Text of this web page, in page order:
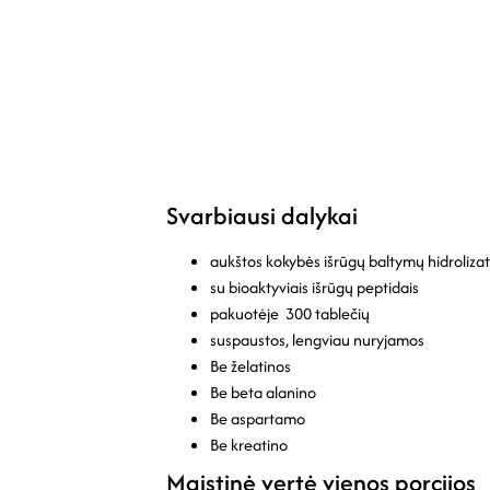
Svarbiausi dalykai
aukštos kokybės išrūgų baltymų
su bioaktyviais išrūgų peptidais
pakuotėje 300 tablečių
suspaustos, lengviau nuryjamos
Be želatinos
Be beta alanino
Be aspartamo
Be kreatino
Maistinė vertė vienos porcijos